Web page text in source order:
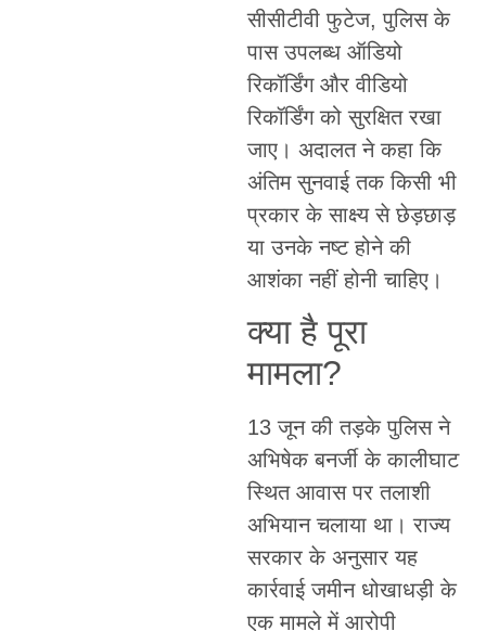
सीसीटीवी फुटेज, पुलिस के
पास उपलब्ध ऑडियो
रिकॉर्डिंग और वीडियो
रिकॉर्डिंग को सुरक्षित रखा
जाए। अदालत ने कहा कि
अंतिम सुनवाई तक किसी भी
प्रकार के साक्ष्य से छेड़छाड़
या उनके नष्ट होने की
आशंका नहीं होनी चाहिए।
क्या है पूरा
मामला?
13 जून की तड़के पुलिस ने
अभिषेक बनर्जी के कालीघाट
स्थित आवास पर तलाशी
अभियान चलाया था। राज्य
सरकार के अनुसार यह
कार्रवाई जमीन धोखाधड़ी के
एक मामले में आरोपी